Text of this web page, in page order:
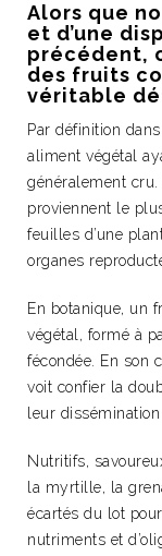
Alors que
et d’une
précédent,
des fruits
véritable
Par définition
aliment végétal
généralement
proviennent le
feuilles d’une
organes
En botanique, un
végétal, formé à
fécondée. En son
voit confier la
leur
Nutritifs,
la myrtille, la
écartés du lot
nutriments et